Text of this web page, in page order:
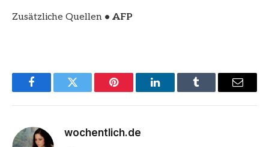
Zusätzliche Quellen • AFP
FacebookTwitter Pinterest LinkedInTumblr Email
wochentlich.de